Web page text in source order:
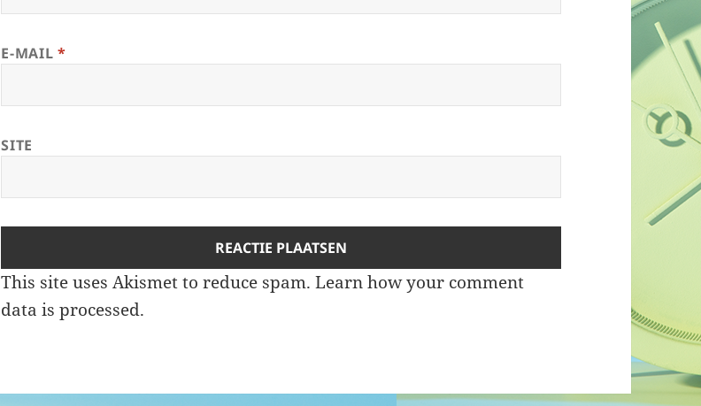
E-MAIL *
SITE
This site uses Akismet to reduce spam.Learn how your comment
data is processed.